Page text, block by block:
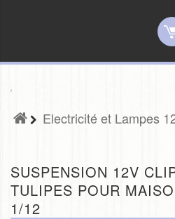
Electricité et Lampes
SUSPENSION 12V
TULIPES POUR
1/12